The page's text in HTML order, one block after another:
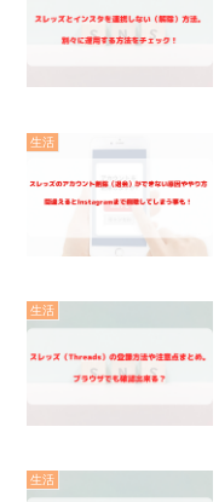
生活
生活
生活